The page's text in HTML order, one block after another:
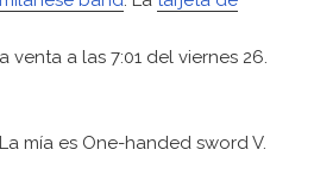
venta a las 7:01 del viernes 26.
mía es One-handed sword V.